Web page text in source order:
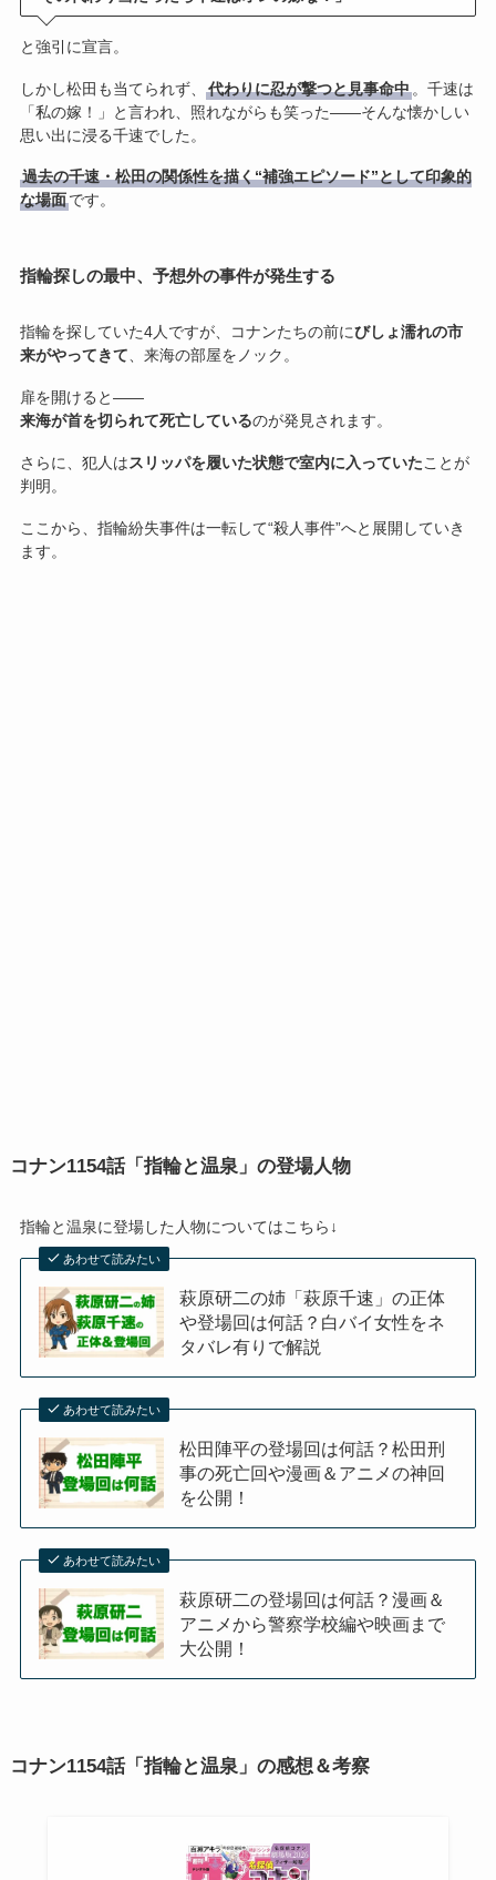
と強引に宣言。
しかし松田も当てられず、 代わりに忍が撃つと見事命中。千速は
「私の嫁！」と言われ、照れながらも笑った——そんな懐かしい
思い出に浸る千速でした。
過去の千速・松田の関係性を描く“補強エピソード”として印象的
な場面です。
指輪探しの最中、予想外の事件が発生する
指輪を探していた4人ですが、コナンたちの前にびしょ濡れの市
来がやってきて、来海の部屋をノック。
扉を開けると——
来海が首を切られて死亡しているのが発見されます。
さらに、犯人はスリッパを履いた状態で室内に入っていたことが
判明。
ここから、指輪紛失事件は一転して“殺人事件”へと展開していき
ます。
コナン1154話「指輪と温泉」の登場人物
指輪と温泉に登場した人物についてはこちら↓
あわせて読みたい
萩原研二の姉「萩原千速」の正体
や登場回は何話？白バイ女性をネ
タバレ有りで解説
あわせて読みたい
松田陣平の登場回は何話？松田刑
事の死亡回や漫画＆アニメの神回
を公開！
あわせて読みたい
萩原研二の登場回は何話？漫画＆
アニメから警察学校編や映画まで
大公開！
コナン1154話「指輪と温泉」の感想＆考察